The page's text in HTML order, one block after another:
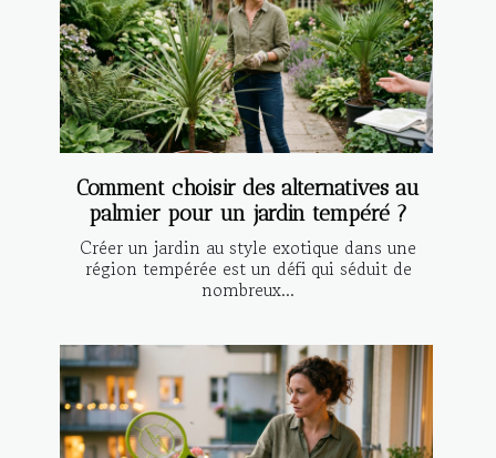
Comment choisir des alternatives au
palmier pour un jardin tempéré ?
Créer un jardin au style exotique dans une
région tempérée est un défi qui séduit de
nombreux...